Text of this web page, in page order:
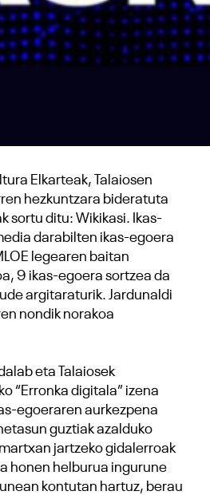
Elkarteak, Talaiosen
hezkuntzara bideratuta
sortu ditu: Wikikasi. Ikas-
darabilten ikas-egoera
legearen baitan
9 ikas-egoera sortzea da
argitaraturik. Jardunaldi
nondik norakoa
eta Talaiosek
“Erronka digitala” izena
egoeraren aurkezpena
guztiak azalduko
jartzeko gidalerroak
honen helburua ingurune
kontutan hartuz, berau